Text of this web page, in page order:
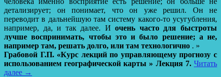
детализирует; он понимает, что он уже решил. Он не
переводит в дальнейшую там систему какого-то усугубления,
например, да, и так далее. Иочень часто для быстроты
лучше воспринимать, чтобы это и было решение; а не,
например там, решать долго, или там технологично . »
Грабовой Г.П. «Курс лекций по управляющему прогнозу с
использованием географической карты » Лекция 7. Читать
далее →